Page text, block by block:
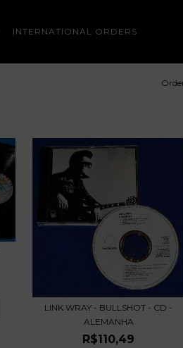
INTERNATIONAL ORDERS
LINK WRAY - BULLSHOT - CD -
ALEMANHA
R$110,49